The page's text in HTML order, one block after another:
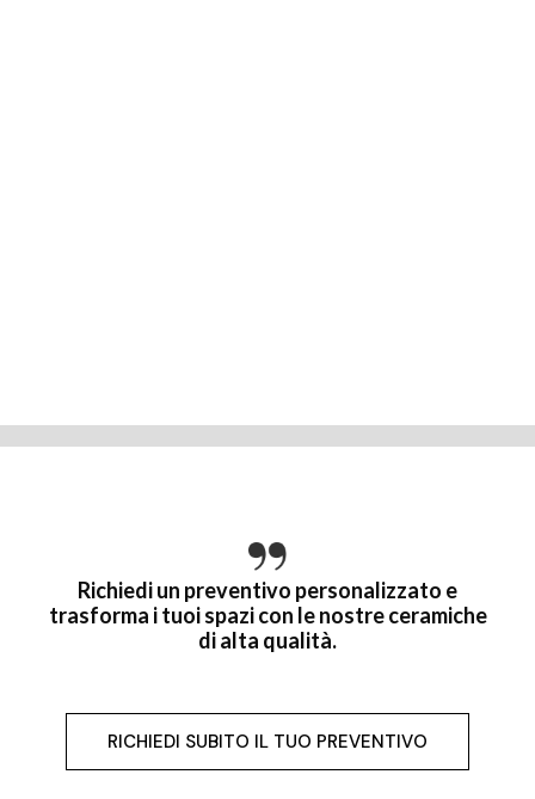
Richiedi un preventivo personalizzato e
trasforma i tuoi spazi con le nostre ceramiche
di alta qualità.
RICHIEDI SUBITO IL TUO PREVENTIVO